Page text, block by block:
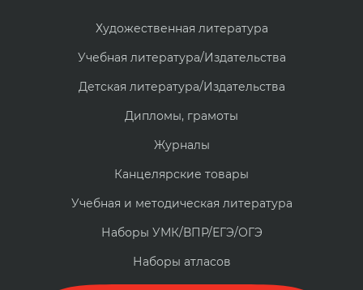
Художественная литература
Учебная литература/Издательства
Детская литература/Издательства
Дипломы, грамоты
Журналы
Канцелярские товары
Учебная и методическая литература
Наборы УМК/ВПР/ЕГЭ/ОГЭ
Наборы атласов